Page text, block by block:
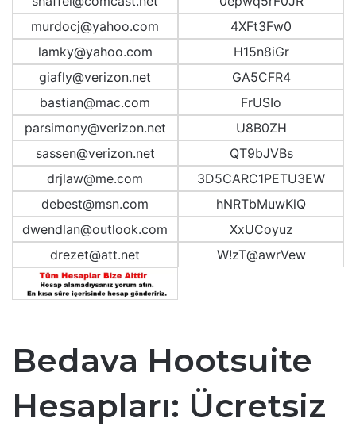
murdocj@yahoo.com
4XFt3Fw0
lamky@yahoo.com
H15n8iGr
giafly@verizon.net
GA5CFR4
bastian@mac.com
FrUSIo
parsimony@verizon.net
U8B0ZH
sassen@verizon.net
QT9bJVBs
drjlaw@me.com
3D5CARC1PETU3EW
debest@msn.com
hNRTbMuwKlQ
dwendlan@outlook.com
XxUCoyuz
drezet@att.net
W!zT@awrVew
Bedava Hootsuite
Hesapları: Ücretsiz